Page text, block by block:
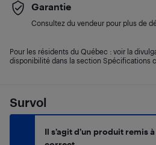
Survol
Il s’agit d’un produit remis
Garantie
Consultez du vendeur pour plus de
Pour les résidents du Québec : voir la
disponibilité dans la section Spécifications